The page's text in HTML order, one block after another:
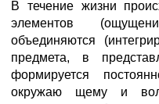
В течение жизни
элементов
объединяются
предмета, в
формируется
окружаю щему и